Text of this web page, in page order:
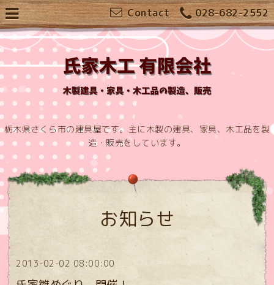
028-682-2552
Contact
栃木県さくら市の建具屋です。主に木製の建具、家具、木工品を製
造・販売をしています。
お知らせ
2013-02-02 08:00:00